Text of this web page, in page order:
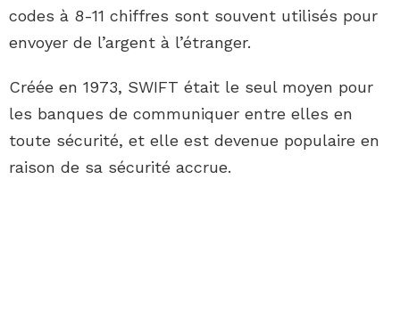
codes à 8-11 chiffres sont souvent utilisés pour
envoyer de l’argent à l’étranger.
Créée en 1973, SWIFT était le seul moyen pour
les banques de communiquer entre elles en
toute sécurité, et elle est devenue populaire en
raison de sa sécurité accrue.